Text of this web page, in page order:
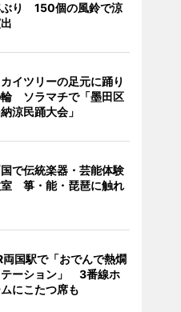
り 150個の風鈴で涼
イツリーの足元に踊り
ソラマチで「墨田区
涼民踊大会」
で伝統楽器・芸能体験
箏・能・琵琶に触れ
両国駅で「おでんで熱燗
テーション」 3番線ホ
にこたつ席も